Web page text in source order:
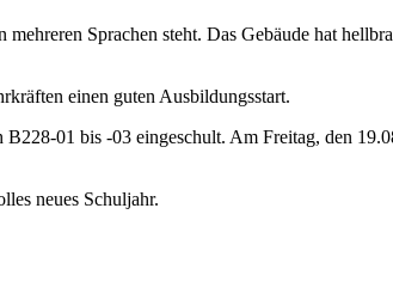
einen guten Ausbildungsstart.
01 bis -03 eingeschult. Am Freitag, den
neues Schuljahr.